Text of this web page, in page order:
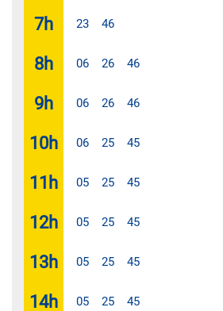
7h 23 46
8h 06 26 46
9h 06 26 46
10h 06 25 45
11 h 05 25 45
12h 05 25 45
13h 05 25 45
14h 05 25 45